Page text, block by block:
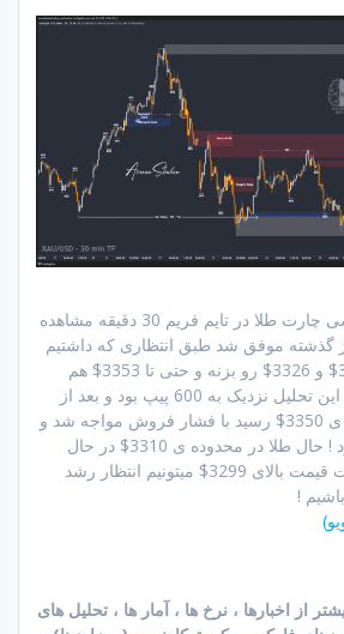
با بررسی چارت طلا در تایم فریم 30 دقیقه مشاهده
گذشته موفق شد طبق انتظاری که داشتیم
تارگتهای 3307$ ، 3318$ و 3326$ رو بزنه و حتی تا 3353$ هم
رشد کرد ! بازدهی کلی این تحلیل نزدیک به 600 پیپ بود و بعد از
اینکه قیمت به محدوده ی 3350$ رسید با فشار فروش مواجه شد و
تا 3300$ هم ریزش کرد ! حال طلا در محدوده ی 3310$ در حال
معامله میباشد و با تثبیت قیمت بالای 3299$ میتونیم انتظار رشد
!
از اخبارها ، نرخ ها ، آمار ها ، تحلیل های